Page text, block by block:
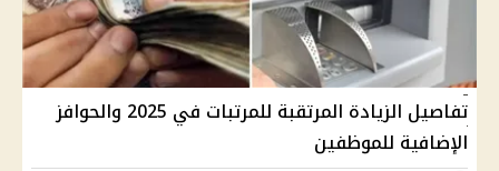
تفاصيل الزيادة المرتقبة للمرتبات في 2025 والحوافز
الإضافية للموظفين